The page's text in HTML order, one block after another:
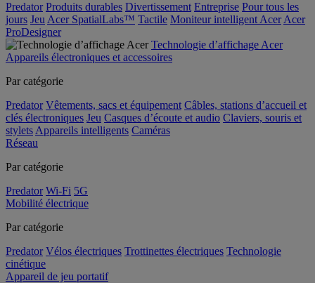
Predator Produits durables Divertissement Entreprise Pour tous les
jours Jeu Acer SpatialLabs™ Tactile Moniteur intelligent Acer Acer
ProDesigner
Technologie d’affichage Acer
Appareils électroniques et accessoires
Par catégorie
Predator Vêtements, sacs et équipement Câbles, stations d’accueil et
clés électroniques Jeu Casques d’écoute et audio Claviers, souris et
stylets Appareils intelligents Caméras
Réseau
Par catégorie
Predator Wi-Fi 5G
Mobilité électrique
Par catégorie
Predator Vélos électriques Trottinettes électriques Technologie
cinétique
Appareil de jeu portatif